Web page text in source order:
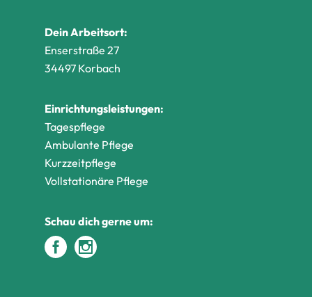
Dein Arbeitsort:
Enserstraße 27
34497 Korbach
Einrichtungsleistungen:
Tagespflege
Ambulante Pflege
Kurzzeitpflege
Vollstationäre Pflege
Schau dich gerne um: